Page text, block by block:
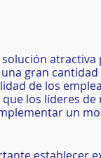
gran
de los
los líderes
un